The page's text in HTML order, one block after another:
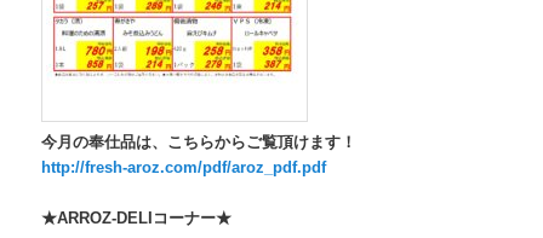
今月の奉仕品は、こちらからご覧頂けます！
http://fresh-aroz.com/pdf/aroz_pdf.pdf
★ARROZ-DELIコーナー★